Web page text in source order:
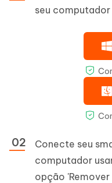
seu computador
Conecte seu
computador
opção 'Remover